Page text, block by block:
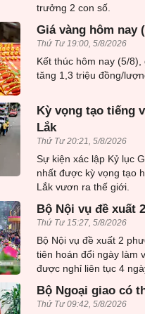
trưởng 2 con số.
Giá vàng hôm nay
Thứ Tư 19:00, 5/8/2026
Kết thúc hôm nay (5/
tăng 1,3 triệu đồng/
Kỳ vọng tạo tiếng
Lắk
Thứ Tư 20:21, 5/8/2026
Sự kiện xác lập Kỷ lục
nhất được kỳ vọng tạo
Lắk vươn ra thế giới.
Bộ Nội vụ đề xuất
Thứ Tư 15:27, 5/8/2026
Bộ Nội vụ đề xuất 2
tiên hoán đổi ngày làm
được nghỉ liên tục 4
Bộ Ngoại giao có
Thứ Tư 09:42, 5/8/2026